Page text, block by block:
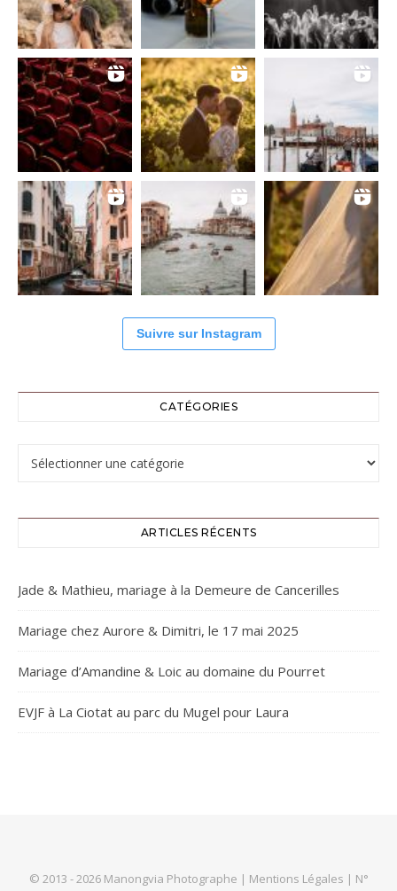
Suivre sur Instagram
CATÉGORIES
Catégories
ARTICLES RÉCENTS
Jade & Mathieu, mariage à la Demeure de Cancerilles
Mariage chez Aurore & Dimitri, le 17 mai 2025
Mariage d’Amandine & Loic au domaine du Pourret
EVJF à La Ciotat au parc du Mugel pour Laura
© 2013 - 2026 Manongvia Photographe | Mentions Légales | N°